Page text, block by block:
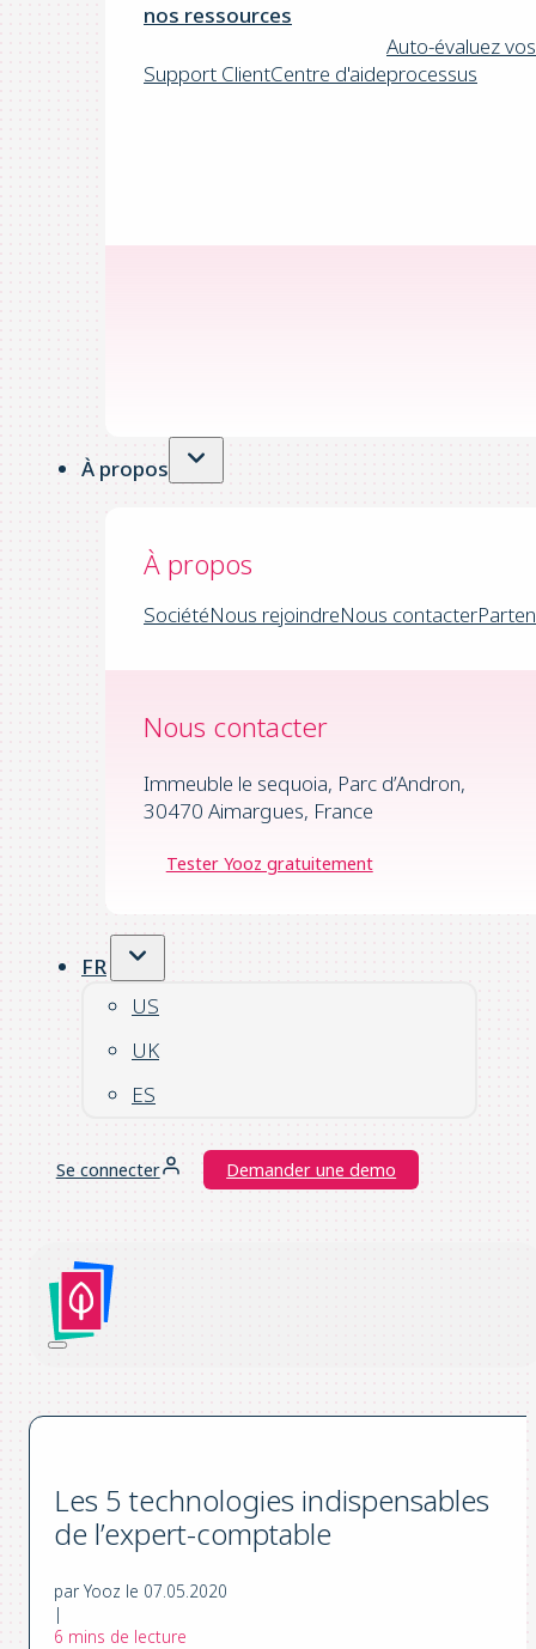
nos ressources
Support ClientCentre d'aide
Auto-évaluez vos
processus
À propos
À propos
SociétéNous rejoindreNous contacter
Nous contacter
Immeuble le sequoia, Parc d’Andron,
30470 Aimargues, France
Tester Yooz gratuitement
FR
US
UK
ES
Se connecter Demander une demo
Les 5 technologies indispensables
de l’expert-comptable
par Yooz le 07.05.2020
|
6 mins de lecture